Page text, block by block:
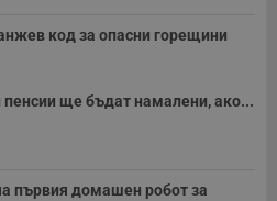
код за опасни горещини
пенсии ще бъдат намалени, ако...
първия домашен робот за